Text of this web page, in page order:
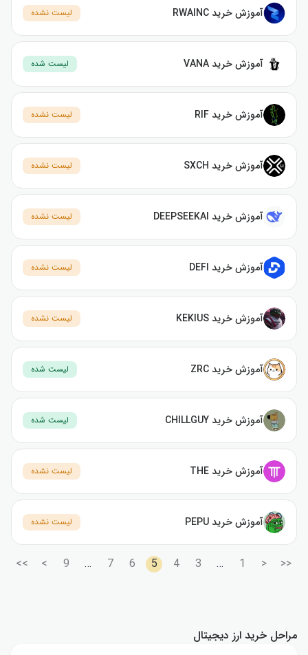
آموزش خرید RWAINC لیست نشده
آموزش خرید VANA لیست شده
آموزش خرید RIF لیست نشده
آموزش خرید SXCH لیست نشده
آموزش خرید DEEPSEEKAI لیست نشده
آموزش خرید DEFI لیست نشده
آموزش خرید KEKIUS لیست نشده
آموزش خرید ZRC لیست شده
آموزش خرید CHILLGUY لیست شده
آموزش خرید THE لیست نشده
آموزش خرید PEPU لیست نشده
<<
<
1
…
3
4
5
6
7
…
9
>
>>
مراحل خرید ارز دیجیتال